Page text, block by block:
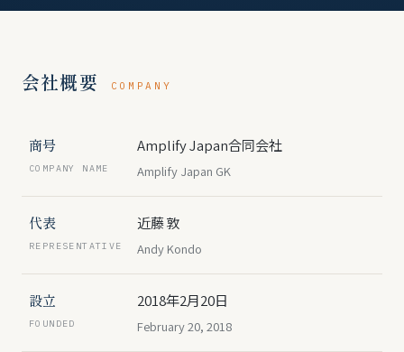
会社概要 COMPANY
商号
COMPANY NAME
Amplify Japan合同会社
Amplify Japan GK
代表
REPRESENTATIVE
近藤 敦
Andy Kondo
設立
FOUNDED
2018年2月20日
February 20, 2018